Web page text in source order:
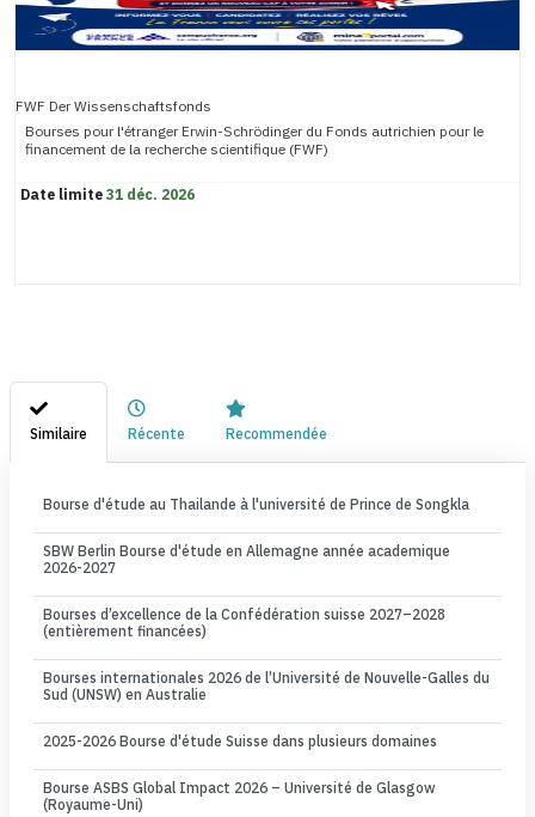
FWF Der Wissenschaftsfonds
Bourses pour l'étranger Erwin-Schrödinger du Fonds autrichien pour le
financement de la recherche scientifique (FWF)
Date limite31 déc. 2026
Similaire Récente Recommendée
Bourse d'étude au Thailande à l'université de Prince de Songkla
SBW Berlin Bourse d'étude en Allemagne année academique
2026-2027
Bourses d’excellence de la Confédération suisse 2027–2028
(entièrement financées)
Bourses internationales 2026 de l’Université de Nouvelle-Galles du
Sud (UNSW) en Australie
2025-2026 Bourse d'étude Suisse dans plusieurs domaines
Bourse ASBS Global Impact 2026 – Université de Glasgow
(Royaume-Uni)